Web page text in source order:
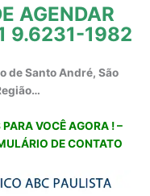
AGENDAR
9.6231-1982
de Santo André, São
VOCÊ AGORA ! –
DE CONTATO